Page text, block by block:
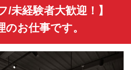
未経験者大歓迎！】
のお仕事です。